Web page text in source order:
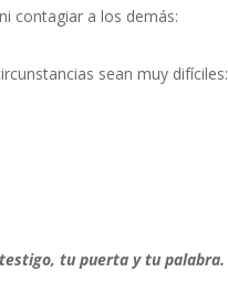
contagiar a los demás:
sean muy difíciles:
tu puerta y tu palabra.